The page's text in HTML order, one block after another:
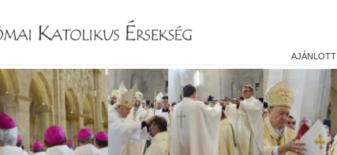
ajánlott